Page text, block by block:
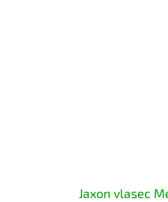
Jaxon vlasec